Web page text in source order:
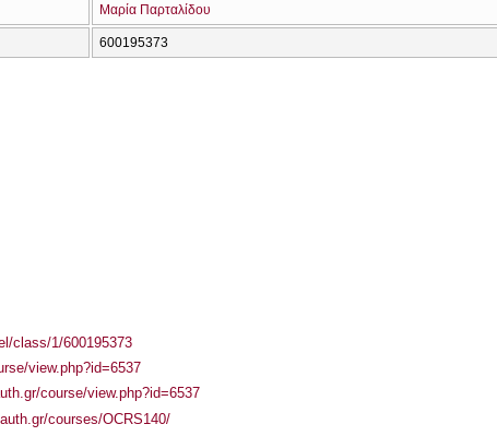
Μαρία Παρταλίδου
600195373
class/1/600195373
view.php?id=6537
course/view.php?id=6537
courses/OCRS140/